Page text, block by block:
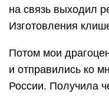
на связь выходил
Изготовления
Потом мои
и отправились ко
России. Получила